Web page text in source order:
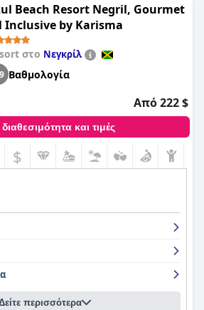
Beach Resort Negril, Gourmet
Inclusive by Karisma
στο Νεγκρίλ
Βαθμολογία
Από 222 $
διαθεσιμότητα και τιμές
$
περισσότερα